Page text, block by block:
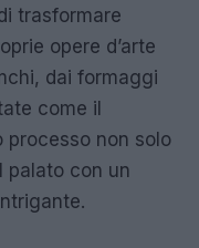
trasformare
opere d’arte
dai formaggi
come il
processo non solo
palato con un